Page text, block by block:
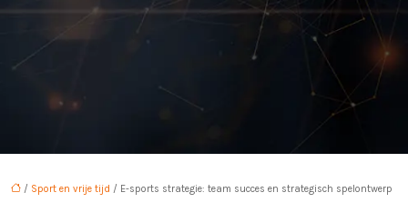
/ Sport en vrije tijd / E-sports strategie: team succes en strategisch spelontwerp